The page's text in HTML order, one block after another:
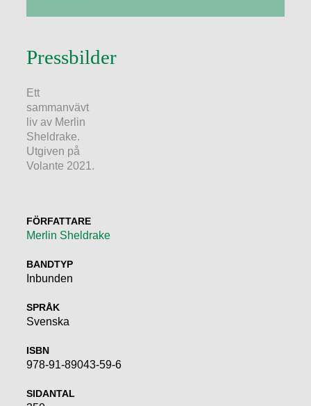
Pressbilder
Ett
sammanvävt
liv av Merlin
Sheldrake.
Utgiven på
Volante 2021.
FÖRFATTARE
Merlin Sheldrake
BANDTYP
Inbunden
SPRÅK
Svenska
ISBN
978-91-89043-59-6
SIDANTAL